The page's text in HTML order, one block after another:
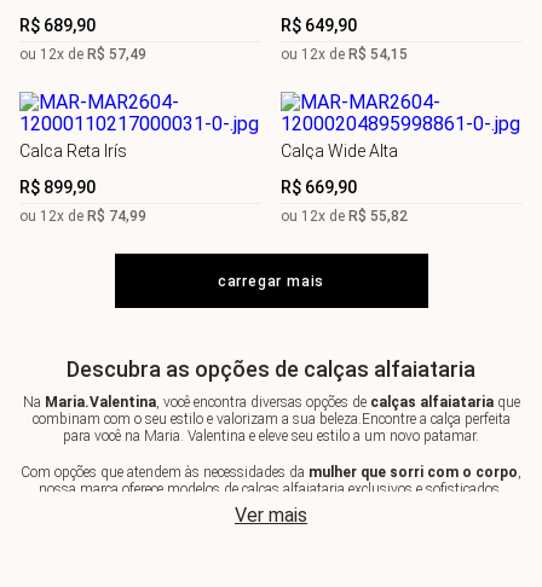
R$ 689,90
ou 12x de R$ 57,49
R$ 649,90
ou 12x de R$ 54,15
Calca Reta Irís
R$ 899,90
ou 12x de R$ 74,99
Calça Wide Alta
R$ 669,90
ou 12x de R$ 55,82
Descubra as opções de calças alfaiataria
Na Maria.Valentina, você encontra diversas opções de calças alfaiatariaque
combinam com o seu estilo e valorizam a sua beleza.Encontre a calça perfeita
para você na Maria. Valentina e eleve seu estilo a um novo patamar.
Com opções que atendem às necessidades da mulher que sorri com o corpo,
nossa marca oferece modelos de calças alfaiataria exclusivos e sofisticados.
Destacando a beleza feminina e a autoconfiança, nossas
Ver mais